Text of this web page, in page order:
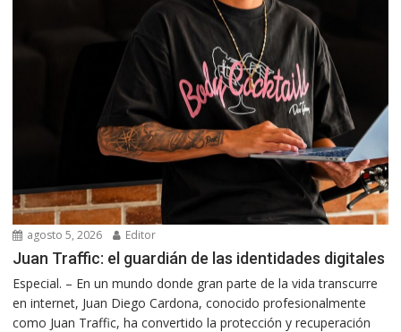
agosto 5, 2026 Editor
Juan Traffic: el guardián de las identidades digitales
Especial. – En un mundo donde gran parte de la vida transcurre
en internet, Juan Diego Cardona, conocido profesionalmente
como Juan Traffic, ha convertido la protección y recuperación